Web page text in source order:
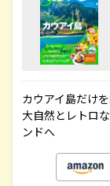
カウアイ島だけ
大自然とレトロ
ンドへ